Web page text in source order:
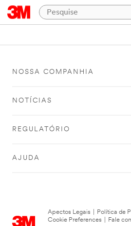
NOSSA COMPANHIA
NOTÍCIAS
REGULATÓRIO
AJUDA
Apectos Legais Política de
Cookie Preferences
Fale